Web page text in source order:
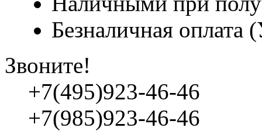
Безналичная
Звоните!
+7(495)923-46-46
+7(985)923-46-46